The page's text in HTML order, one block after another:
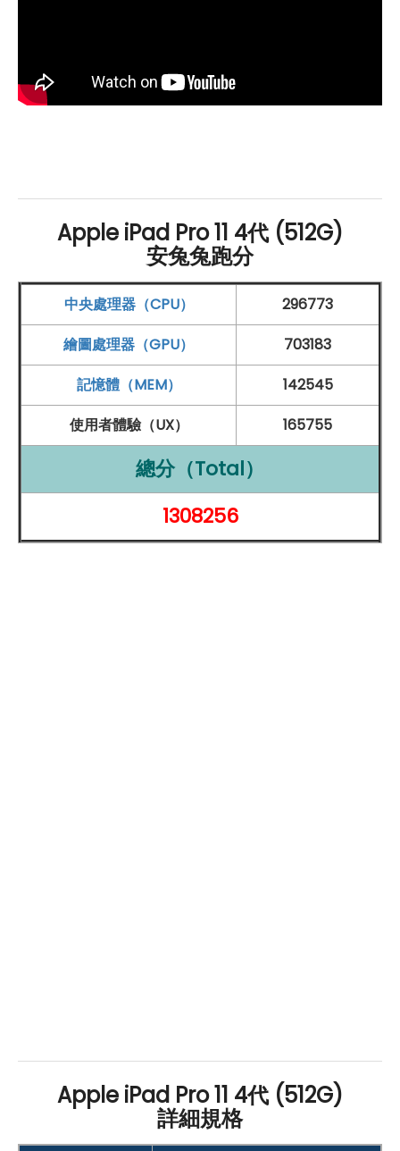
顯示器：
11 吋2,388 x 1,668 pixels解析度螢幕（264ppi）
Apple M2晶片（16 核心神經網路引擎）
記憶體和儲存：
+ 512GBROM
連接性：
5G上網
Wi-Fi 6E、藍牙5.3
Thunderbolt 3 連接埠（
4 規格）
前相機：1,200 萬畫素
後相機：1,200 萬 畫素+ 1,000 萬
4、人物居中
光學雷達掃描儀
戰手機市場最低價，保證原廠公司貨，還送千元尊榮卡及
好禮抽獎卷， 續約/攜碼再享高額折扣！此外在台灣有超過
百間門市，一間購買連鎖服務，一次購買終生服務，售後
Apple iPad Pro 11 4代 (512G)
安兔兔跑分
中央處理器（CPU）
296773
繪圖處理器（GPU）
703183
記憶體（MEM）
142545
使用者體驗（UX）
165755
總分（Total）
1308256
Apple iPad Pro 11 4代 (512G)
詳細規格